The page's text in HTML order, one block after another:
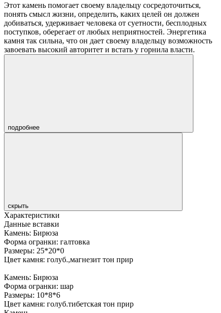
Этот камень помогает своему владельцу сосредоточиться,
понять смысл жизни, определить, каких целей он должен
добиваться, удерживает человека от суетности, бесплодных
поступков, оберегает от любых неприятностей. Энергетика
камня так сильна, что он дает своему владельцу возможность
завоевать высокий авторитет и встать у горнила власти.
подробнее
скрыть
Характеристики
Данные вставки
Камень: Бирюза
Форма огранки: галтовка
Размеры: 25*20*0
Цвет камня: голуб.,магнезит тон прир
Камень: Бирюза
Форма огранки: шар
Размеры: 10*8*6
Цвет камня: голуб.тибетская тон прир